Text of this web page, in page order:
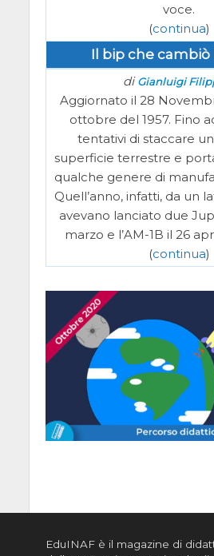
voce.
(continua)
Il bip che cambiò
diGianluigi
Aggiornato il 28
ottobre del 1957. Fino
tentativi di staccare
superficie terrestre e
qualche genere di
Quell’anno, infatti, da un
avevano lanciato due
marzo e l’AM-1B il 26
(continua)
EduINAF è il magazine di